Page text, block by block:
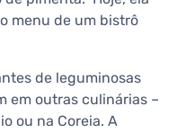
menu de um bistrô
de leguminosas
em outras culinárias –
ou na Coreia. A